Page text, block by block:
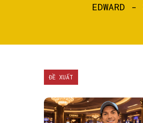
EDWARD -
ĐỀ XUẤT